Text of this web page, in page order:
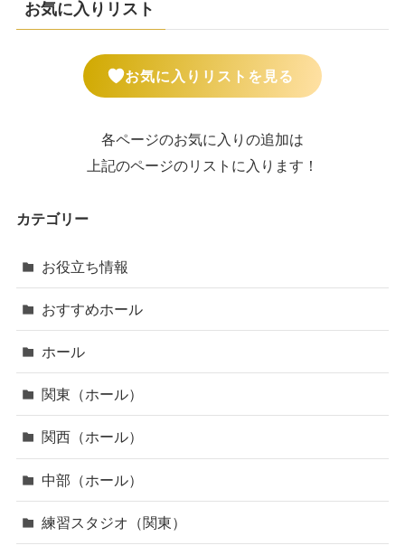
お気に入りリスト
お気に入りリストを見る
各ページのお気に入りの追加は
上記のページのリストに入ります！
カテゴリー
お役立ち情報
おすすめホール
ホール
関東（ホール）
関西（ホール）
中部（ホール）
練習スタジオ（関東）